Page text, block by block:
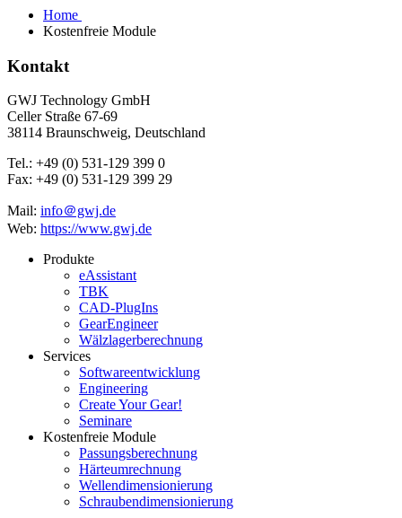
Home
Kostenfreie Module
Kontakt
GWJ Technology GmbH
Celler Straße 67-69
38114 Braunschweig, Deutschland
Tel.: +49 (0) 531-129 399 0
Fax: +49 (0) 531-129 399 29
Mail: info＠gwj.de
Web: https://www.gwj.de
Produkte
eAssistant
TBK
CAD-PlugIns
GearEngineer
Wälzlagerberechnung
Services
Softwareentwicklung
Engineering
Create Your Gear!
Seminare
Kostenfreie Module
Passungsberechnung
Härteumrechnung
Wellendimensionierung
Schraubendimensionierung